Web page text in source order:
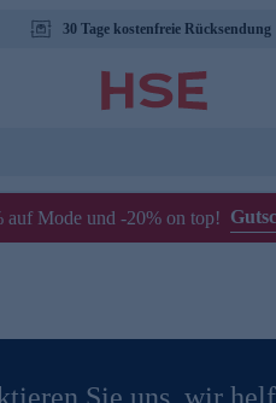
30 Tage kostenfreie Rücksendung
auf Mode und -20% on top!